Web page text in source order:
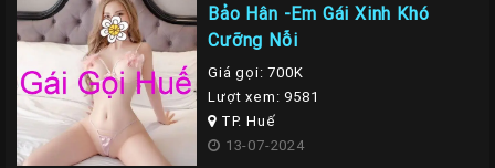
Bảo Hân -Em Gái Xinh Khó
Cưỡng Nỗi
Giá gọi: 700K
Lượt xem: 9581
TP. Huế
13-07-2024